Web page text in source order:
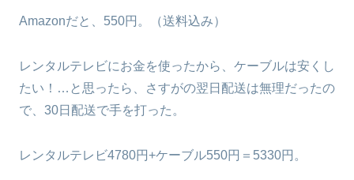
Amazonだと、550円。（送料込み）
レンタルテレビにお金を使ったから、ケーブルは安くし
たい！…と思ったら、さすがの翌日配送は無理だったの
で、30日配送で手を打った。
レンタルテレビ4780円+ケーブル550円＝5330円。